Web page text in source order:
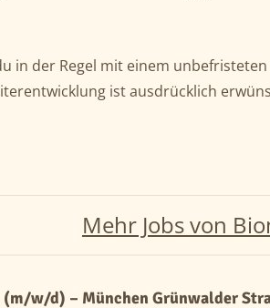
in der Regel mit einem unbefristeten
ist ausdrücklich
Mehr Jobs von
w/d) – München Grünwalder